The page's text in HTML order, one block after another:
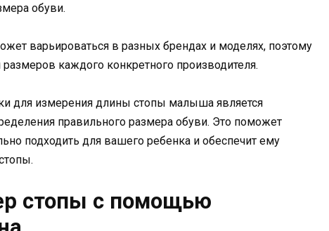
обуви.
варьироваться в разных брендах и моделях, поэтому
каждого конкретного производителя.
для измерения длины стопы малыша является
правильного размера обуви. Это поможет
подходить для вашего ребенка и обеспечит ему
стопы с помощью